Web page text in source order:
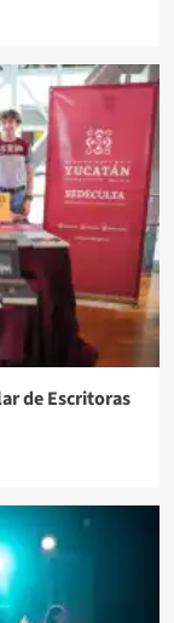
de Escritoras